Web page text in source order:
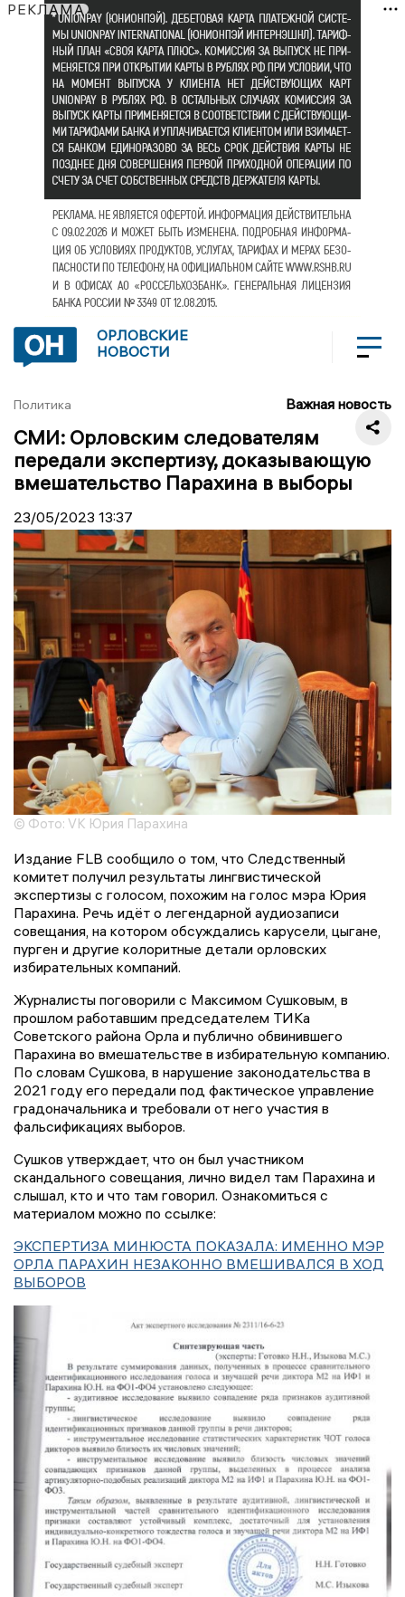
РЕКЛАМА
ОРЛОВСКИЕ
НОВОСТИ
Политика Важная новость
СМИ: Орловским следователям
передали экспертизу, доказывающую
вмешательство Парахина в выборы
23/05/2023 13:37
© Фото: VK Юрия Парахина
Издание FLB сообщило о том, что Следственный
комитет получил результаты лингвистической
экспертизы с голосом, похожим на голос мэра Юрия
Парахина. Речь идёт о легендарной аудиозаписи
совещания, на котором обсуждались карусели, цыгане,
пурген и другие колоритные детали орловских
избирательных компаний.
Журналисты поговорили с Максимом Сушковым, в
прошлом работавшим председателем ТИКа
Советского района Орла и публично обвинившего
Парахина во вмешательстве в избирательную компанию.
По словам Сушкова, в нарушение законодательства в
2021 году его передали под фактическое управление
градоначальника и требовали от него участия в
фальсификациях выборов.
Сушков утверждает, что он был участником
скандального совещания, лично видел там Парахина и
слышал, кто и что там говорил. Ознакомиться с
материалом можно по ссылке:
ЭКСПЕРТИЗА МИНЮСТА ПОКАЗАЛА: ИМЕННО МЭР
ОРЛА ПАРАХИН НЕЗАКОННО ВМЕШИВАЛСЯ В ХОД
ВЫБОРОВ